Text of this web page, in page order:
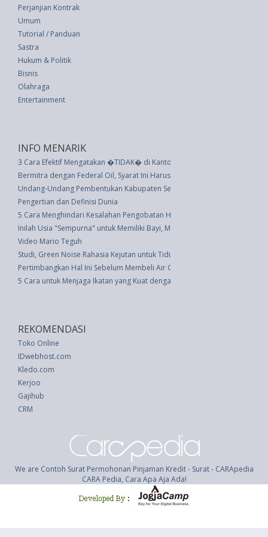
Perjanjian Kontrak
Umum
Tutorial / Panduan
Sastra
Hukum & Politik
Bisnis
Olahraga
Entertainment
INFO MENARIK
3 Cara Efektif Mengatakan �TIDAK� di Kantor
Bermitra dengan Federal Oil, Syarat Ini Harus Dipenuhi Bengkel Umum
Undang-Undang Pembentukan Kabupaten Seram Bagian Timur,
Pengertian dan Definisi Dunia
5 Cara Menghindari Kesalahan Pengobatan Hewan Kesayangan
Inilah Usia "Sempurna" untuk Memiliki Bayi, Menurut Sains
Video Mario Teguh
Studi, Green Noise Rahasia Kejutan untuk Tidur Nyenyak
Pertimbangkan Hal Ini Sebelum Membeli Air Conditioner
5 Cara untuk Menjaga Ikatan yang Kuat dengan BFF Jarak Jauh Anda
REKOMENDASI
Toko Online
IDwebhost.com
Kledo.com
Kerjoo
Gajihub
CRM
We are Contoh Surat Permohonan Pinjaman Kredit - Surat - CARApedia
CARA Pedia, Cara Apa Aja Ada!